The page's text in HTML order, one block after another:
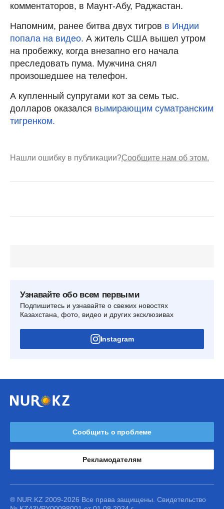
комментаторов, в Маунт-Абу, Раджастан.
Напомним, ранее битва двух тигров в Индии
попала на видео. А житель США вышел утром
на пробежку, когда внезапно его начала
преследовать пума. Мужчина снял
произошедшее на телефон.
А купленный супругами кот за семь тыс.
долларов оказался вымирающим суматранским
тигренком.
Нашли ошибку в публикации?Сообщите нам об этом.
Узнавайте обо всем первыми
Подпишитесь и узнавайте о свежих новостях
Казахстана, фото, видео и других эксклюзивах
Instagram
Сообщить о проблеме
Рекламодателям
® NUR.KZ 2009-2026 Все права защищены. Свидетельство